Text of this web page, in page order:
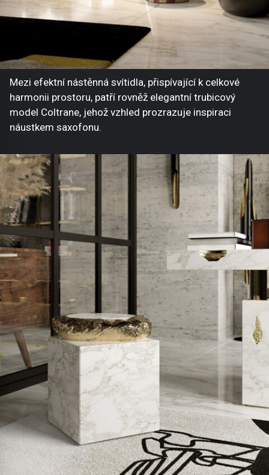
Mezi efektní nástěnná svítidla, přispívající k celkové
harmonii prostoru, patří rovněž elegantní trubicový
model Coltrane, jehož vzhled prozrazuje inspiraci
náustkem saxofonu.